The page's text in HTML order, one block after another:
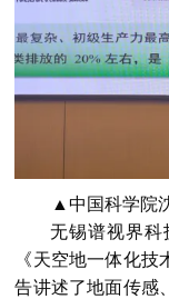
▲ 中国科学院
无锡谱视界科
《天空地一体化
告讲述了地面传感